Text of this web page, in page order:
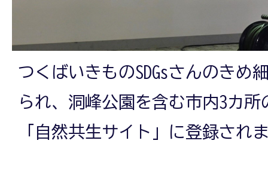
つくばいきものSDGsさんのきめ
られ、洞峰公園を含む市内3カ所
「自然共生サイト」に登録され